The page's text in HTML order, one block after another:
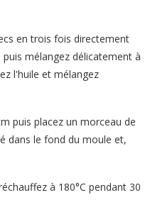
en trois fois directement
mélangez délicatement à
l'huile et mélangez
puis placez un morceau de
dans le fond du moule et,
à 180°C pendant 30